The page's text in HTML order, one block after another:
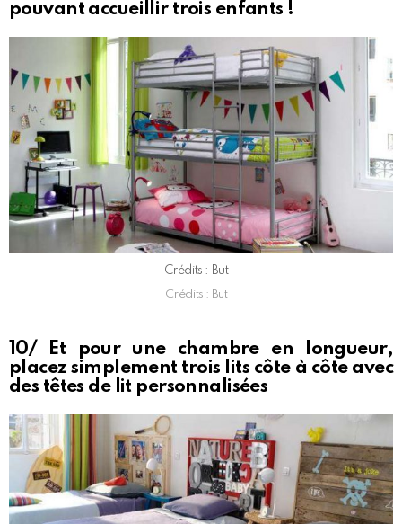
pouvant accueillir trois enfants !
Crédits : But
Crédits : But
10/ Et pour une chambre en longueur,
placez simplement trois lits côte à côte avec
des têtes de lit personnalisées